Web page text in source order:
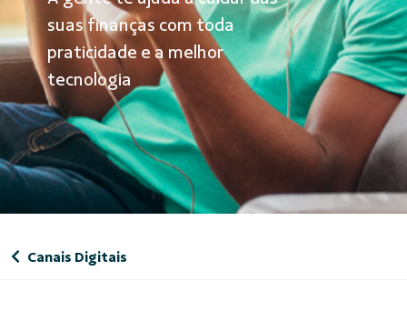
suas finanças com toda
praticidade e a melhor
tecnologia
Canais Digitais